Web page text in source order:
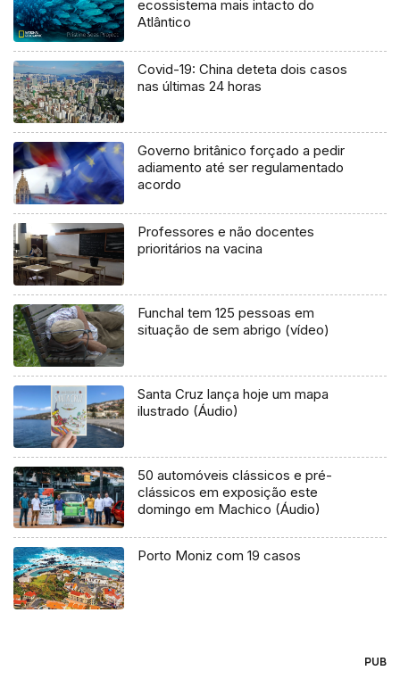
ecossistema mais intacto do
Atlântico
Covid-19: China deteta dois casos
nas últimas 24 horas
Governo britânico forçado a pedir
adiamento até ser regulamentado
acordo
Professores e não docentes
prioritários na vacina
Funchal tem 125 pessoas em
situação de sem abrigo (vídeo)
Santa Cruz lança hoje um mapa
ilustrado (Áudio)
50 automóveis clássicos e pré-
clássicos em exposição este
domingo em Machico (Áudio)
Porto Moniz com 19 casos
PUB